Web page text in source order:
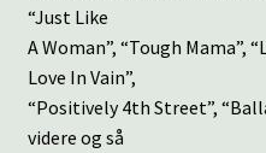
“Just Like
A Woman”, “Tough Mama”,
Love In Vain”,
“Positively 4th Street”,
videre og så